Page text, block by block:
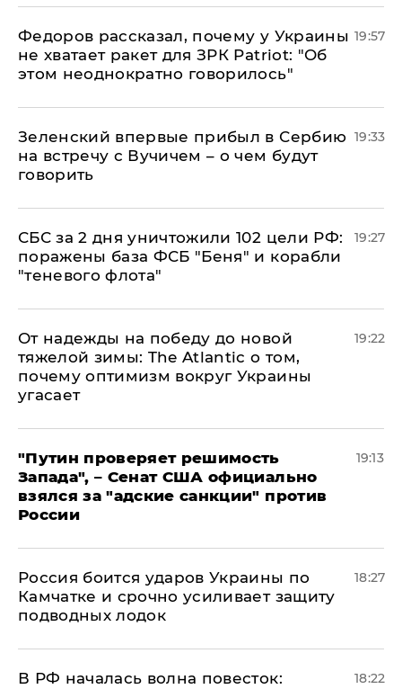
Федоров рассказал, почему у Украины
не хватает ракет для ЗРК Patriot: "Об
этом неоднократно говорилось"
19:57
Зеленский впервые прибыл в Сербию
на встречу с Вучичем – о чем будут
говорить
19:33
СБС за 2 дня уничтожили 102 цели РФ:
поражены база ФСБ "Беня" и корабли
"теневого флота"
19:27
От надежды на победу до новой
тяжелой зимы: The Atlantic о том,
почему оптимизм вокруг Украины
угасает
19:22
"Путин проверяет решимость
Запада", – Сенат США официально
взялся за "адские санкции" против
России
19:13
Россия боится ударов Украины по
Камчатке и срочно усиливает защиту
подводных лодок
18:27
​В РФ началась волна повесток:
18:22